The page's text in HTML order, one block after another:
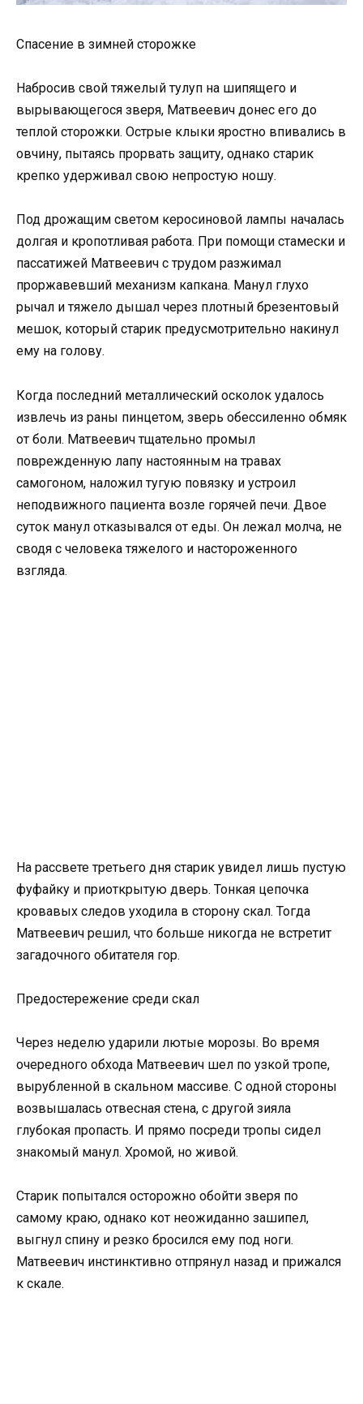
Спасение в зимней сторожке
Набросив свой тяжелый тулуп на шипящего и
вырывающегося зверя, Матвеевич донес его до
теплой сторожки. Острые клыки яростно впивались в
овчину, пытаясь прорвать защиту, однако старик
крепко удерживал свою непростую ношу.
Под дрожащим светом керосиновой лампы началась
долгая и кропотливая работа. При помощи стамески и
пассатижей Матвеевич с трудом разжимал
проржавевший механизм капкана. Манул глухо
рычал и тяжело дышал через плотный брезентовый
мешок, который старик предусмотрительно накинул
ему на голову.
Когда последний металлический осколок удалось
извлечь из раны пинцетом, зверь обессиленно обмяк
от боли. Матвеевич тщательно промыл
поврежденную лапу настоянным на травах
самогоном, наложил тугую повязку и устроил
неподвижного пациента возле горячей печи. Двое
суток манул отказывался от еды. Он лежал молча, не
сводя с человека тяжелого и настороженного
взгляда.
На рассвете третьего дня старик увидел лишь пустую
фуфайку и приоткрытую дверь. Тонкая цепочка
кровавых следов уходила в сторону скал. Тогда
Матвеевич решил, что больше никогда не встретит
загадочного обитателя гор.
Предостережение среди скал
Через неделю ударили лютые морозы. Во время
очередного обхода Матвеевич шел по узкой тропе,
вырубленной в скальном массиве. С одной стороны
возвышалась отвесная стена, с другой зияла
глубокая пропасть. И прямо посреди тропы сидел
знакомый манул. Хромой, но живой.
Старик попытался осторожно обойти зверя по
самому краю, однако кот неожиданно зашипел,
выгнул спину и резко бросился ему под ноги.
Матвеевич инстинктивно отпрянул назад и прижался
к скале.